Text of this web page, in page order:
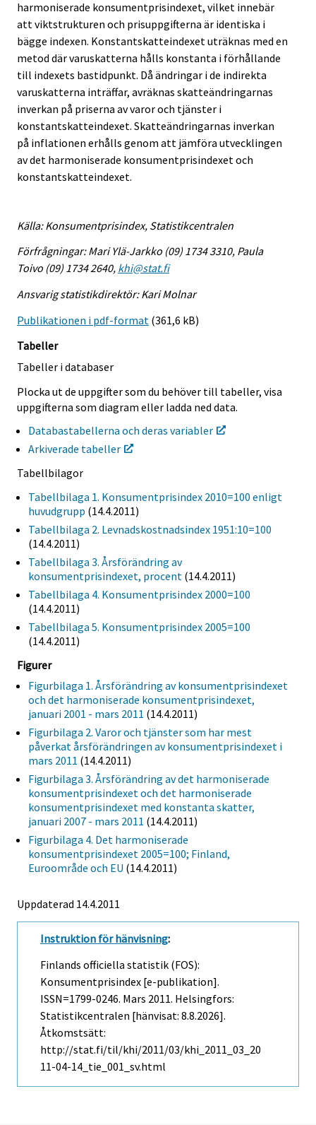
harmoniserade konsumentprisindexet, vilket innebär
att viktstrukturen och prisuppgifterna är identiska i
bägge indexen. Konstantskatteindexet uträknas med en
metod där varuskatterna hålls konstanta i förhållande
till indexets bastidpunkt. Då ändringar i de indirekta
varuskatterna inträffar, avräknas skatteändringarnas
inverkan på priserna av varor och tjänster i
konstantskatteindexet. Skatteändringarnas inverkan
på inflationen erhålls genom att jämföra utvecklingen
av det harmoniserade konsumentprisindexet och
konstantskatteindexet.
Källa: Konsumentprisindex, Statistikcentralen
Förfrågningar: Mari Ylä-Jarkko (09) 1734 3310, Paula
Toivo (09) 1734 2640, khi@stat.fi
Ansvarig statistikdirektör: Kari Molnar
Publikationen i pdf-format (361,6 kB)
Tabeller
Tabeller i databaser
Plocka ut de uppgifter som du behöver till tabeller, visa
uppgifterna som diagram eller ladda ned data.
Databastabellerna och deras variabler
Arkiverade tabeller
Tabellbilagor
Tabellbilaga 1. Konsumentprisindex 2010=100 enligt
huvudgrupp (14.4.2011)
Tabellbilaga 2. Levnadskostnadsindex 1951:10=100
(14.4.2011)
Tabellbilaga 3. Årsförändring av
konsumentprisindexet, procent (14.4.2011)
Tabellbilaga 4. Konsumentprisindex 2000=100
(14.4.2011)
Tabellbilaga 5. Konsumentprisindex 2005=100
(14.4.2011)
Figurer
Figurbilaga 1. Årsförändring av konsumentprisindexet
och det harmoniserade konsumentprisindexet,
januari 2001 - mars 2011 (14.4.2011)
Figurbilaga 2. Varor och tjänster som har mest
påverkat årsförändringen av konsumentprisindexet i
mars 2011 (14.4.2011)
Figurbilaga 3. Årsförändring av det harmoniserade
konsumentprisindexet och det harmoniserade
konsumentprisindexet med konstanta skatter,
januari 2007 - mars 2011 (14.4.2011)
Figurbilaga 4. Det harmoniserade
konsumentprisindexet 2005=100; Finland,
Euroområde och EU (14.4.2011)
Uppdaterad 14.4.2011
Instruktion för hänvisning:
Finlands officiella statistik (FOS):
Konsumentprisindex [e-publikation].
ISSN=1799-0246. Mars 2011. Helsingfors:
Statistikcentralen [hänvisat: 8.8.2026].
Åtkomstsätt:
http://stat.fi/til/khi/2011/03/khi_2011_03_20
11-04-14_tie_001_sv.html